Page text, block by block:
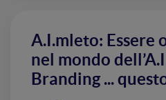
A.I.mleto: Essere
nel mondo
Branding ...